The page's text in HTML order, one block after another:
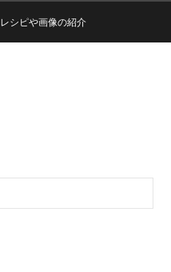
レシピや画像の紹介